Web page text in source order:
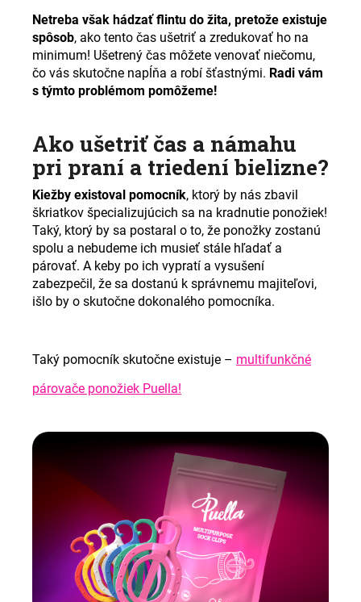
Netreba však hádzať flintu do žita, pretože existuje
spôsob, ako tento čas ušetriť a zredukovať ho na
minimum! Ušetrený čas môžete venovať niečomu,
čo vás skutočne napĺňa a robí šťastnými. Radi vám
s týmto problémom pomôžeme!
Ako ušetriť čas a námahu
pri praní a triedení bielizne?
Kiežby existoval pomocník, ktorý by nás zbavil
škriatkov špecializujúcich sa na kradnutie ponožiek!
Taký, ktorý by sa postaral o to, že ponožky zostanú
spolu a nebudeme ich musieť stále hľadať a
párovať. A keby po ich vypratí a vysušení
zabezpečil, že sa dostanú k správnemu majiteľovi,
išlo by o skutočne dokonalého pomocníka.
Taký pomocník skutočne existuje – multifunkčné
párovače ponožiek Puella!